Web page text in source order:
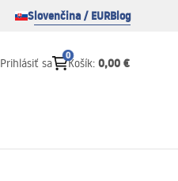
Slovenčina / EURBlog
Prihlásiť sa
0
Košík: 0,00 €